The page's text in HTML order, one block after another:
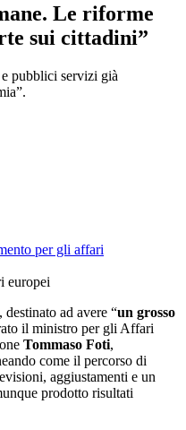
Le riforme
sui cittadini”
pubblici servizi già
europei
destinato ad avere “un grosso
il ministro per gli Affari
Tommaso Foti,
come il percorso di
aggiustamenti e un
prodotto risultati